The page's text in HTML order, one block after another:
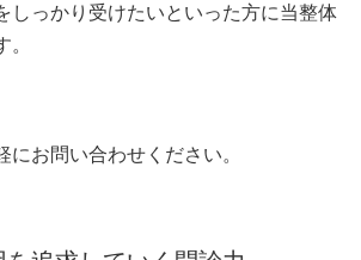
しっかり受けたいといった方に当整体
にお問い合わせください。